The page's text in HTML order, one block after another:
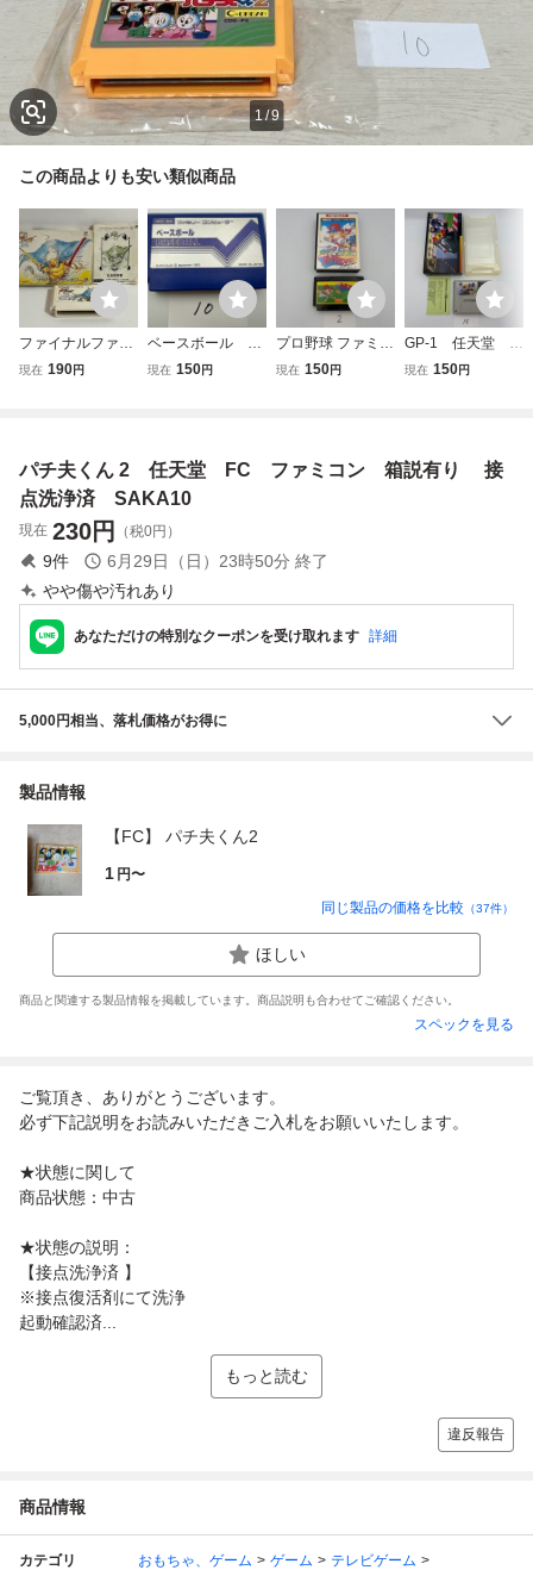
1/9
この商品よりも安い類似商品
ファイナルファン
タジー3 任天
現在 190円
ベースボール 任
天堂 FC ファミ
現在 150円
プロ野球 ファミリ
ースタジアム 任
現在 150円
GP-1 任天堂 S
FC スーパーファ
現在 150円
パチ夫くん 2 任天堂 FC ファミコン 箱説有り 接
点洗浄済 SAKA10
現在 230円 （税0円）
9件 6月29日（日）23時50分 終了
やや傷や汚れあり
あなただけの特別なクーポンを受け取れます 詳細
5,000円相当、落札価格がお得に
製品情報
【FC】 パチ夫くん2
1 円〜
同じ製品の価格を比較 （37件）
ほしい
商品と関連する製品情報を掲載しています。商品説明も合わせてご確認ください。
スペックを見る
ご覧頂き、ありがとうございます。
必ず下記説明をお読みいただきご入札をお願いいたします。
★状態に関して
商品状態：中古
★状態の説明：
【接点洗浄済 】
※接点復活剤にて洗浄
起動確認済...
もっと読む
違反報告
商品情報
カテゴリ おもちゃ、ゲーム ゲーム
テレビゲーム